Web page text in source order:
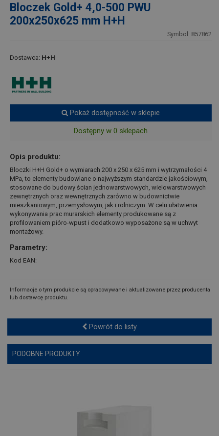
Bloczek Gold+ 4,0-500 PWU
200x250x625 mm H+H
Symbol: 857862
Dostawca: H+H
Pokaż dostępność w sklepie
Dostępny w 0 sklepach
Opis produktu:
Bloczki H+H Gold+ o wymiarach 200 x 250 x 625 mm i wytrzymałości 4
MPa, to elementy budowlane o najwyższym standardzie jakościowym,
stosowane do budowy ścian jednowarstwowych, wielowarstwowych
zewnętrznych oraz wewnętrznych zarówno w budownictwie
mieszkaniowym, przemysłowym, jak i rolniczym. W celu ułatwienia
wykonywania prac murarskich elementy produkowane są z
profilowaniem pióro-wpust i dodatkowo wyposażone są w uchwyt
montażowy.
Parametry:
Kod EAN:
Informacje o tym produkcie są opracowywane i aktualizowane przez producenta
lub dostawcę produktu.
Powrót do listy
PODOBNE PRODUKTY